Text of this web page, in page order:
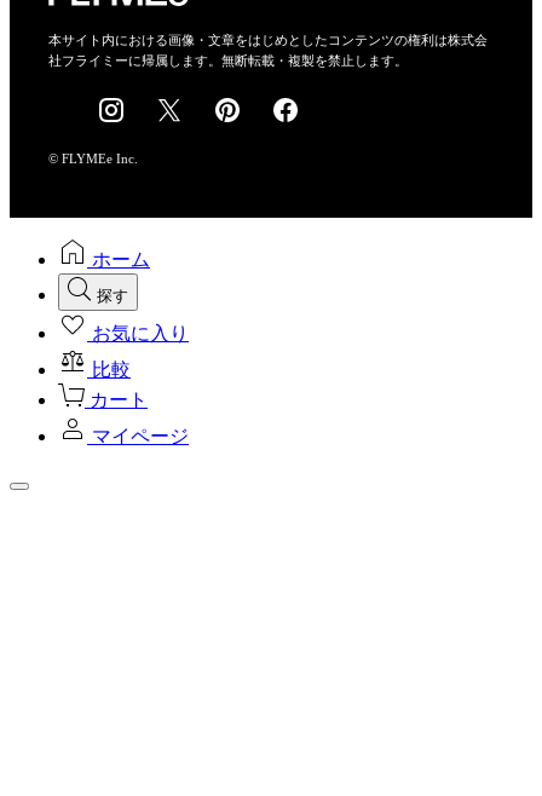
会社概要
採用情報
本サイト内における画像・文章をはじめとしたコンテンツの権利は株式会
社フライミーに帰属します。無断転載・複製を禁止します。
© FLYMEe Inc.
ホーム
探す
お気に入り
比較
カート
マイページ